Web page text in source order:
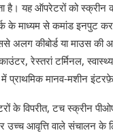
है। यह ऑपरेटरों को स्क्रीन
के माध्यम से कमांड इनपुट
अलग कीबोर्ड या माउस की
रेस्तरां टर्मिनल,
में प्राथमिक मानव-मशीन
के विपरीत, टच स्क्रीन
उच्च आवृत्ति वाले संचालन के